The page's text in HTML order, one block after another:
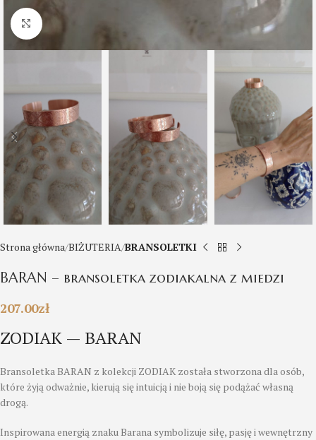
Click to enlarge
Strona główna BIŻUTERIA BRANSOLETKI
BARAN – bransoletka zodiakalna z miedzi
207.00zł
ZODIAK — BARAN
Bransoletka BARAN z kolekcji ZODIAK została stworzona dla osób,
które żyją odważnie, kierują się intuicją i nie boją się podążać własną
drogą.
Inspirowana energią znaku Barana symbolizuje siłę, pasję i wewnętrzny